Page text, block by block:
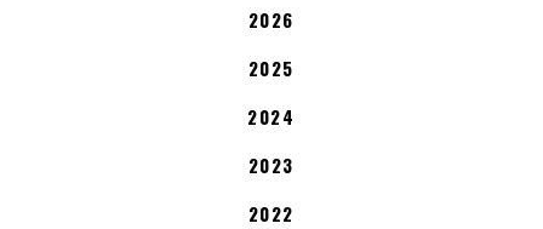
2026
2025
2024
2023
2022